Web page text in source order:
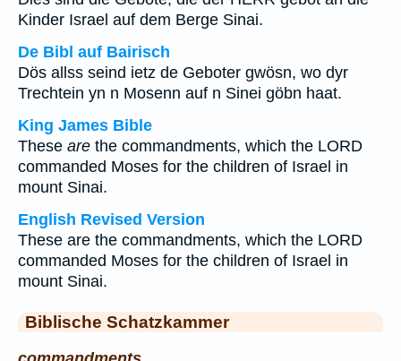
Kinder Israel auf dem Berge Sinai.
De Bibl auf Bairisch
Dös allss seind ietz de Geboter gwösn, wo dyr
Trechtein yn n Mosenn auf n Sinei göbn haat.
King James Bible
These are the commandments, which the LORD
commanded Moses for the children of Israel in
mount Sinai.
English Revised Version
These are the commandments, which the LORD
commanded Moses for the children of Israel in
mount Sinai.
Biblische Schatzkammer